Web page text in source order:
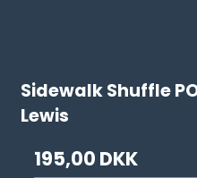
Sidewalk Shuffle
Lewis
195,00 DKK